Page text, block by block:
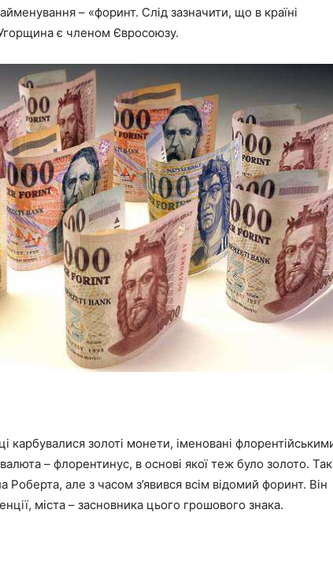
– «форинт. Слід зазначити, що в країні
Угорщина є членом Євросоюзу.
карбувалися золоті монети, іменовані
– флорентинус, в основі якої теж було золото. Так
Роберта, але з часом з’явився всім відомий форинт. Він
міста – засновника цього грошового знака.